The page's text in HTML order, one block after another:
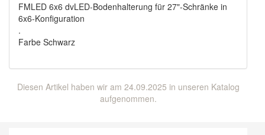
FMLED 6x6 dvLED-Bodenhalterung für 27"-Schränke in
6x6-Konfiguration
.
Farbe Schwarz
Diesen Artikel haben wir am 24.09.2025 in unseren Katalog
aufgenommen.